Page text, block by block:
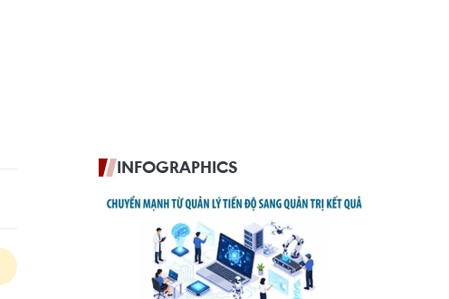
INFOGRAPHICS